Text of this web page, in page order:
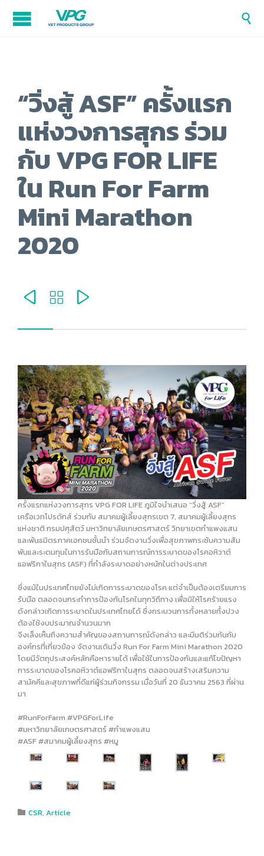

“วิ่งสู้ ASF” ครั้งแรก
แห่งวงการสุกร ร่วม
กับ VPG FOR LIFE
ใน Run For Farm
Mini Marathon
2020
  
ครั้งแรกแห่งวงการสุกร VPG FOR LIFE ภูมิใจนำเสนอ “วิ่งสู้ ASF”
เครือเวทโปรดักส์ ร่วมกับ สมาคมผู้เลี้ยงสุกรเขต 7, สมาคมผู้เลี้ยงสุกร
แห่งชาติ กรมปศุสัตว์ มหาวิทยาลัยเกษตรศาสตร์ วิทยาเขตกำแพงแสน
และพันธมิตรภาคเอกชนชั้นนำ ร่วมจัดงานวิ่งเพื่อสุขภาพกระชับความสัม
พันและระดมทุนในการรับมือกับสถานการณ์การระบาดของโรคอหิวาต์
แอฟริกาในสุกร (ASF) ที่กำลังระบาดอย่างหนักในต่างประเทศ
ซึ่งแม้ในประเทศไทยยังไม่เกิดการระบาดของโรค แต่จำเป็นต้องเตรียมการ
รับมือ ตลอดจนกระทำการป้องกันโรคในทุกวิถีทาง เพื่อมิให้โรคร้ายแรง
ดังกล่าวเกิดการระบาดในประเทศไทยได้ ซึ่งกระบวนการทั้งหลายทั้งปวง
ต้องใช้งบประมาณจำนวนมาก
จึงเล็งเห็นถึงความสำคัญของสถานการณ์ดังกล่าว และมีมติร่วมกันกับ
องค์กรที่เกี่ยวข้อง จัดงานเดินวิ่ง Run For Farm Mini Marathon 2020
โดยมีวัตถุประสงค์หลักคือหารายได้ เพื่อใช้ในการป้องกันและแก้ไขปัญหา
การระบาดของโรคอหิวาต์แอฟริกาในสุกร ตลอดจนสร้างเสริมความ
สามัคคีและสุขภาพที่ดีแก่ผู้ร่วมกิจกรรม เมื่อวันที่ 20 ธันวาคม 2563 ที่ผ่าน
มา
#RunForFarm #VPGForLife
#มหาวิทยาลัยเกษตรศาสตร์#กำแพงแสน
#ASF#สมาคมผู้เลี้ยงสุกร #หมู
 Category
CSR, Article